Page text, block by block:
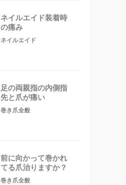
ネイルエイド装着時
の痛み
ネイルエイド
足の両親指の内側指
先と爪が痛い
巻き爪全般
前に向かって巻かれ
てる爪治りますか？
巻き爪全般